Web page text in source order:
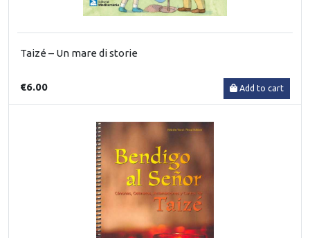
Taizé – Un mare di storie
€6.00 Add to cart